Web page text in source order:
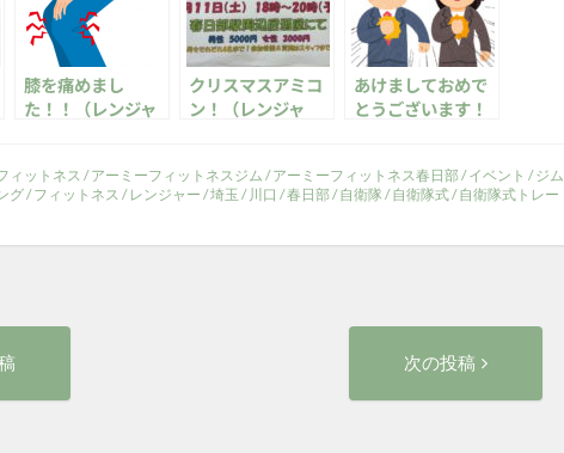
膝を痛めまし
た！！（レンジャ
クリスマスアミコ
ン！（レンジャ
あけましておめで
とうございます！
ィットネス /アーミーフィットネスジム /アーミーフィットネス春日部/イベント /ジム
グ/フィットネス / レンジャー /埼玉 / 川口 /春日部/自衛隊 /自衛隊式/自衛隊式トレー
投
次の投稿
投